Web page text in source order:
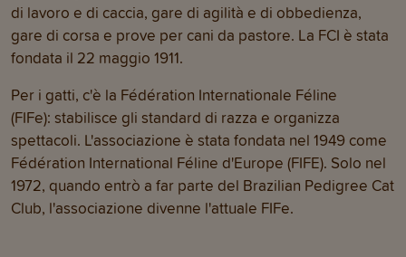
di lavoro e di caccia, gare di agilità e di obbedienza,
gare di corsa e prove per cani da pastore. La FCI è stata
fondata il 22 maggio 1911.
Per i gatti, c'è la Fédération Internationale Féline
(FIFe): stabilisce gli standard di razza e organizza
spettacoli. L'associazione è stata fondata nel 1949 come
Fédération International Féline d'Europe (FIFE). Solo nel
1972, quando entrò a far parte del Brazilian Pedigree Cat
Club, l'associazione divenne l'attuale FIFe.